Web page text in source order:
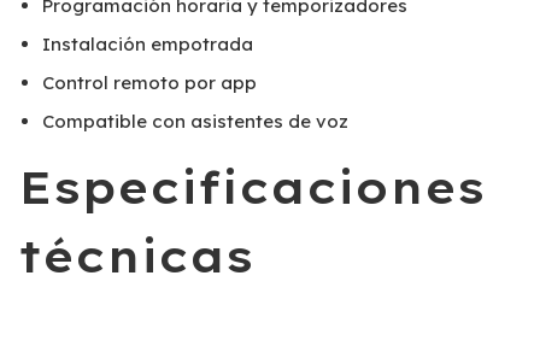
Programación horaria y temporizadores
Instalación empotrada
Control remoto por app
Compatible con asistentes de voz
Especificaciones
técnicas